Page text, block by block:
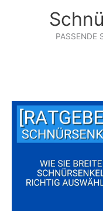
PASSENDE